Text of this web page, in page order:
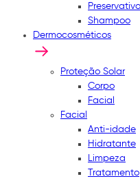
Shampoo
Dermocosméticos
Proteção Solar
Corpo
Facial
Facial
Anti-idade
Hidratante
Limpeza
Tratamento